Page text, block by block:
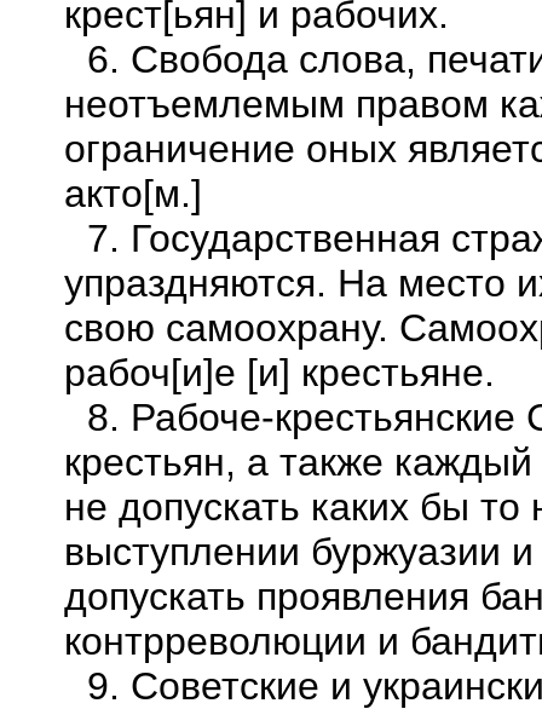
крест[ьян] и рабочих.
6. Свобода слова,
неотъемлемым правом
ограничение оных
акто[м.]
7. Государственная
упраздняются. На место
свою самоохрану.
рабоч[и]е [и] крестьяне.
8. Рабоче-
крестьян, а также
не допускать каких бы
выступлении буржуазии
допускать проявления
контрреволюции и
9. Советские и